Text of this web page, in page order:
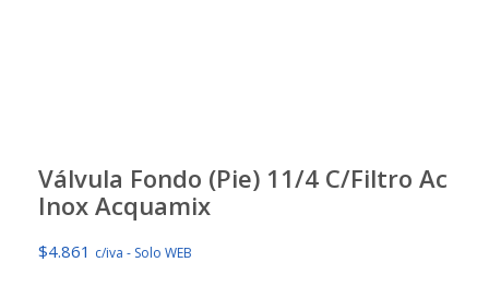
Válvula Fondo (Pie) 11/4 C/Filtro Ac
Inox Acquamix
$4.861 c/iva - Solo WEB